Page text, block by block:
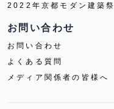
2022年京都モダン建築祭
お問い合わせ
お問い合わせ
よくある質問
メディア関係者の皆様へ